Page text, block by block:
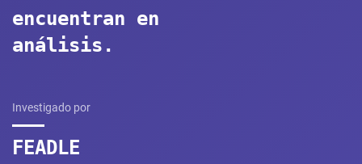
encuentran en
análisis.
Investigado por
FEADLE